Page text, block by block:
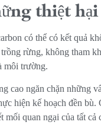
thiệt hại
có thể có kết quả
rừng, không tham
môi trường.
cao ngăn chặn những
hiện kế hoạch đền bù.
mối quan ngại của tất cả